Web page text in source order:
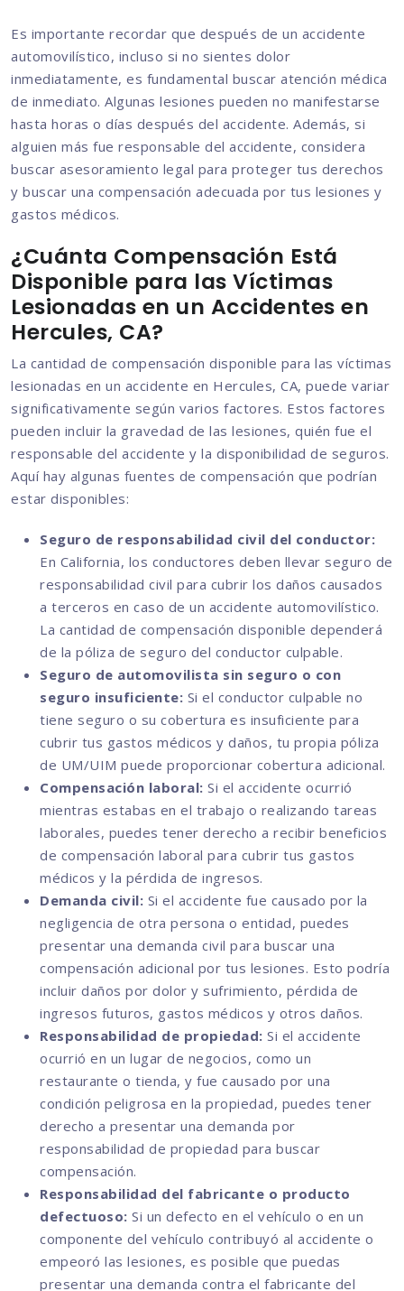
Es importante recordar que después de un accidente
automovilístico, incluso si no sientes dolor
inmediatamente, es fundamental buscar atención médica
de inmediato. Algunas lesiones pueden no manifestarse
hasta horas o días después del accidente. Además, si
alguien más fue responsable del accidente, considera
buscar asesoramiento legal para proteger tus derechos
y buscar una compensación adecuada por tus lesiones y
gastos médicos.
¿Cuánta Compensación Está
Disponible para las Víctimas
Lesionadas en un Accidentes en
Hercules, CA?
La cantidad de compensación disponible para las víctimas
lesionadas en un accidente en Hercules, CA, puede variar
significativamente según varios factores. Estos factores
pueden incluir la gravedad de las lesiones, quién fue el
responsable del accidente y la disponibilidad de seguros.
Aquí hay algunas fuentes de compensación que podrían
estar disponibles:
Seguro de responsabilidad civil del conductor:
En California, los conductores deben llevar seguro de
responsabilidad civil para cubrir los daños causados
a terceros en caso de un accidente automovilístico.
La cantidad de compensación disponible dependerá
de la póliza de seguro del conductor culpable.
Seguro de automovilista sin seguro o con
seguro insuficiente: Si el conductor culpable no
tiene seguro o su cobertura es insuficiente para
cubrir tus gastos médicos y daños, tu propia póliza
de UM/UIM puede proporcionar cobertura adicional.
Compensación laboral: Si el accidente ocurrió
mientras estabas en el trabajo o realizando tareas
laborales, puedes tener derecho a recibir beneficios
de compensación laboral para cubrir tus gastos
médicos y la pérdida de ingresos.
Demanda civil: Si el accidente fue causado por la
negligencia de otra persona o entidad, puedes
presentar una demanda civil para buscar una
compensación adicional por tus lesiones. Esto podría
incluir daños por dolor y sufrimiento, pérdida de
ingresos futuros, gastos médicos y otros daños.
Responsabilidad de propiedad: Si el accidente
ocurrió en un lugar de negocios, como un
restaurante o tienda, y fue causado por una
condición peligrosa en la propiedad, puedes tener
derecho a presentar una demanda por
responsabilidad de propiedad para buscar
compensación.
Responsabilidad del fabricante o producto
defectuoso: Si un defecto en el vehículo o en un
componente del vehículo contribuyó al accidente o
empeoró las lesiones, es posible que puedas
presentar una demanda contra el fabricante del